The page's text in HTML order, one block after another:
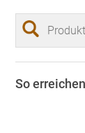
Suchen
nach:
So